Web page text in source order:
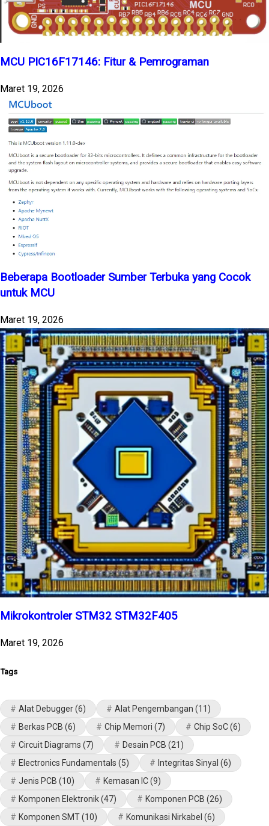
MCU PIC16F17146: Fitur & Pemrograman
Maret 19, 2026
Beberapa Bootloader Sumber Terbuka yang Cocok
untuk MCU
Maret 19, 2026
Mikrokontroler STM32 STM32F405
Maret 19, 2026
Tags
Alat Debugger(6) Alat Pengembangan (11)
Berkas PCB (6) Chip Memori (7) Chip SoC(6)
Circuit Diagrams (7) Desain PCB (21)
Electronics Fundamentals (5) Integritas Sinyal (6)
Jenis PCB (10) Kemasan IC(9)
Komponen Elektronik(47) Komponen PCB (26)
Komponen SMT(10) Komunikasi Nirkabel (6)